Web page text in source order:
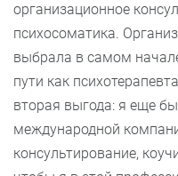
организационное
психосоматика.
выбрала в самом
пути как
вторая выгода: я еще
международной
консультирование,